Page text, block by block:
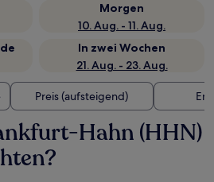
Morgen
10. Aug. - 11. Aug.
In zwei Wochen
21. Aug. - 23. Aug.
Preis (aufsteigend)
Hahn (HHN)